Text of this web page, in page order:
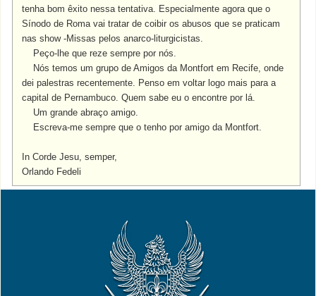
tenha bom êxito nessa tentativa. Especialmente agora que o
Sínodo de Roma vai tratar de coibir os abusos que se praticam
nas show -Missas pelos anarco-liturgicistas.
Peço-lhe que reze sempre por nós.
Nós temos um grupo de Amigos da Montfort em Recife, onde
dei palestras recentemente. Penso em voltar logo mais para a
capital de Pernambuco. Quem sabe eu o encontre por lá.
Um grande abraço amigo.
Escreva-me sempre que o tenho por amigo da Montfort.
In Corde Jesu, semper,
Orlando Fedeli